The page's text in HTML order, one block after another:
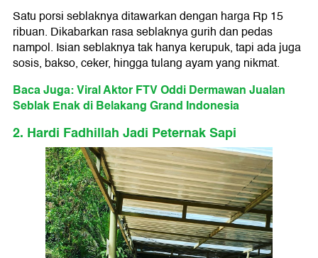
Satu porsi seblaknya ditawarkan dengan harga Rp 15
ribuan. Dikabarkan rasa seblaknya gurih dan pedas
nampol. Isian seblaknya tak hanya kerupuk, tapi ada juga
sosis, bakso, ceker, hingga tulang ayam yang nikmat.
Baca Juga: Viral Aktor FTV Oddi Dermawan Jualan
Seblak Enak di Belakang Grand Indonesia
2. Hardi Fadhillah Jadi Peternak Sapi